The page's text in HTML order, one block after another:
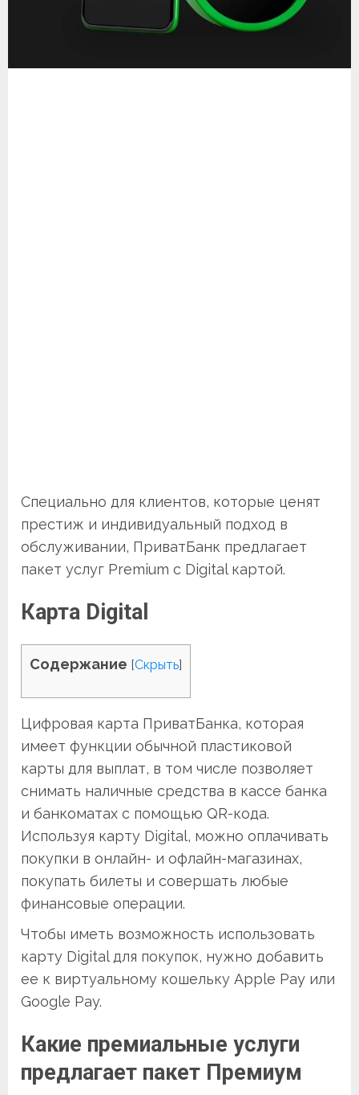
Специально для клиентов, которые ценят
престиж и индивидуальный подход в
обслуживании, ПриватБанк предлагает
пакет услуг Premium с Digital картой.
Карта Digital
Содержание [Скрыть]
Цифровая карта ПриватБанка, которая
имеет функции обычной пластиковой
карты для выплат, в том числе позволяет
снимать наличные средства в кассе банка
и банкоматах с помощью QR-кода.
Используя карту Digital, можно оплачивать
покупки в онлайн- и офлайн-магазинах,
покупать билеты и совершать любые
финансовые операции.
Чтобы иметь возможность использовать
карту Digital для покупок, нужно добавить
ее к виртуальному кошельку Apple Pay или
Google Pay.
Какие премиальные услуги
предлагает пакет Премиум